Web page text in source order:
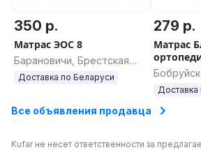
350 р.
Матрас ЭОС 8
Барановичи, Брестская
область
Доставка по Беларуси
279 р.
Матрас
область
Доставка
Все объявления продавца
Kufar не несет ответственности за